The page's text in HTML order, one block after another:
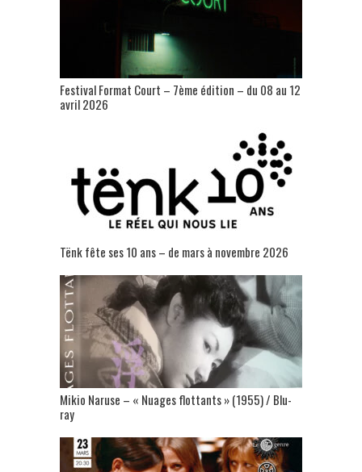
Festival Format Court – 7ème édition – du 08 au 12
avril 2026
Tënk fête ses 10 ans – de mars à novembre 2026
Mikio Naruse – « Nuages flottants » (1955) / Blu-
ray